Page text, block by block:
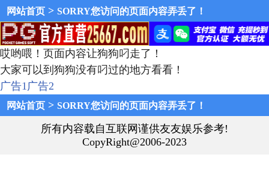
网站首页 > SORRY您访问的页面内容弄丢了！
哎哟喂！页面内容让狗狗叼走了！
大家可以到狗狗没有叼过的地方看看！
广告1广告2
网站首页 > SORRY您访问的页面内容弄丢了！
所有内容载自互联网谨供友友娱乐参考!
CopyRight@2006-2023